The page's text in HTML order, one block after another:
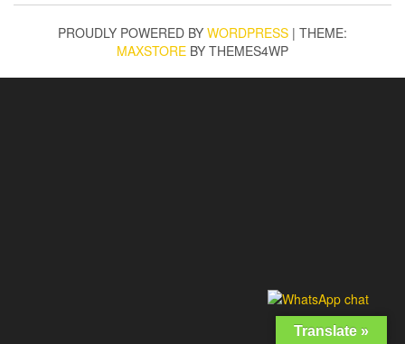
PROUDLY POWERED BY WORDPRESS | THEME:
MAXSTORE BY THEMES4WP
Translate »